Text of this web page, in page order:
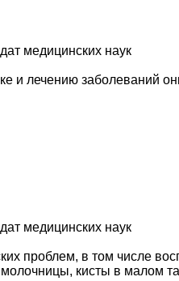
медицинских наук
и лечению заболеваний
медицинских наук
проблем, в том числе
кисты в малом